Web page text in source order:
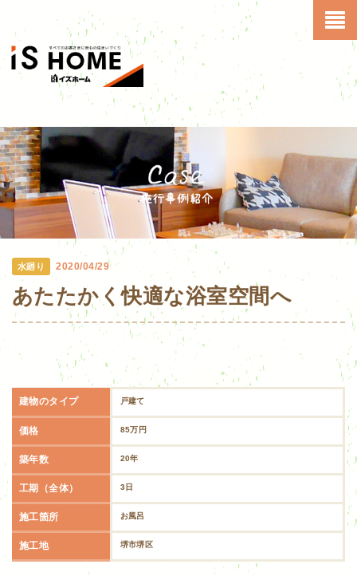
水廻り 2020/04/29
あたたかく快適な浴室空間へ
建物のタイプ 戸建て
価格 85万円
築年数 20年
工期（全体） 3日
施工箇所 お風呂
施工地 堺市堺区